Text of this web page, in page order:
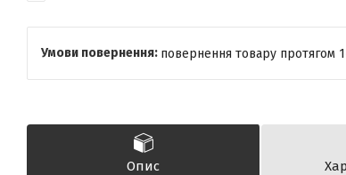
повернення товару протягом
Опис